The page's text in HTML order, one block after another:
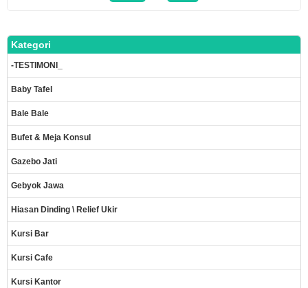
Kategori
-TESTIMONI_
Baby Tafel
Bale Bale
Bufet & Meja Konsul
Gazebo Jati
Gebyok Jawa
Hiasan Dinding \ Relief Ukir
Kursi Bar
Kursi Cafe
Kursi Kantor